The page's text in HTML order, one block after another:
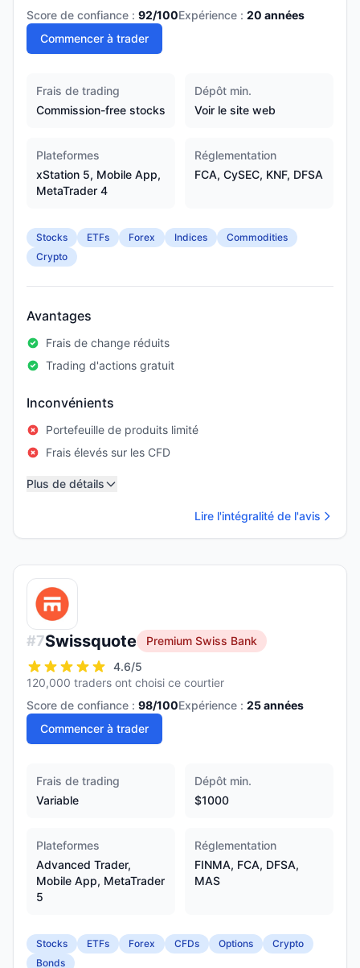
Score de confiance : 92/100Expérience : 20 années
Commencer à trader
Frais de trading
Commission-free stocks
Dépôt min.
Voir le site web
Plateformes
xStation 5, Mobile App,
MetaTrader 4
Réglementation
FCA, CySEC, KNF, DFSA
Stocks ETFs Forex Indices
Commodities
Crypto
Avantages
Frais de change réduits
Trading d'actions gratuit
Inconvénients
Portefeuille de produits limité
Frais élevés sur les CFD
Plus de détails
Lire l'intégralité de l'avis
#7Swissquote
Premium Swiss Bank
4.6/5
120,000 traders ont choisi ce courtier
Score de confiance : 98/100Expérience : 25années
Commencer à trader
Frais de trading
Variable
Dépôt min.
$1000
Plateformes
Advanced Trader,
Mobile App, MetaTrader
5
Réglementation
FINMA, FCA, DFSA,
MAS
Stocks ETFs Forex CFDs Options
Crypto
Bonds